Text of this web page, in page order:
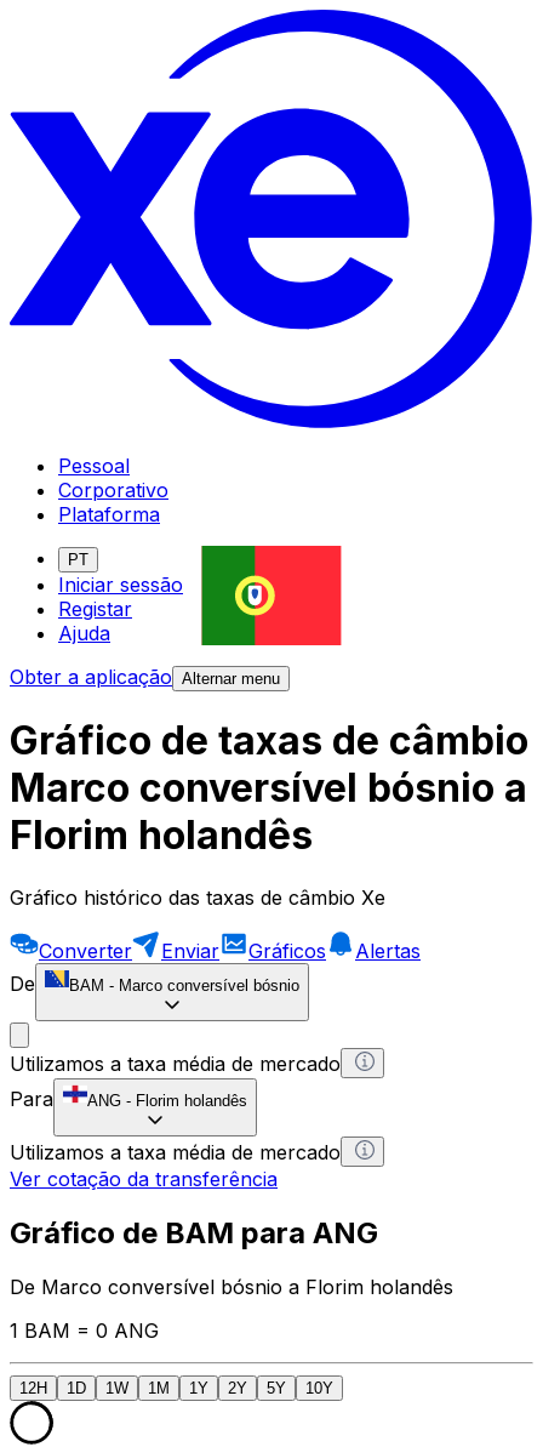
Pessoal
Corporativo
Plataforma
PT
Iniciar sessão
Registar
Ajuda
Obter a aplicação Alternar menu
Gráfico de taxas de câmbio
Marco conversível bósnio a
Florim holandês
Gráfico histórico das taxas de câmbio Xe
Converter Enviar Gráficos
Alertas
De
BAM - Marco conversível bósnio
Utilizamos a taxa média de mercado
Para
ANG - Florim holandês
Utilizamos a taxa média de mercado
Ver cotação da transferência
Gráfico de BAM para ANG
De Marco conversível bósnio a Florim holandês
1 BAM = 0 ANG
12H 1D 1W 1M 1Y 2Y 5Y 10Y